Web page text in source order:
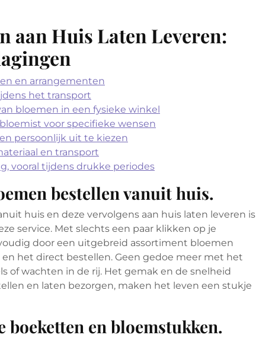
aan Huis Laten Leveren:
en arrangementen
het transport
bloemen in een fysieke winkel
voor specifieke wensen
persoonlijk uit te kiezen
en transport
vooral tijdens drukke periodes
bestellen vanuit huis.
huis en deze vervolgens aan huis laten leveren is
service. Met slechts een paar klikken op je
door een uitgebreid assortiment bloemen
het direct bestellen. Geen gedoe meer met het
of wachten in de rij. Het gemak en de snelheid
en laten bezorgen, maken het leven een stukje
boeketten en bloemstukken.